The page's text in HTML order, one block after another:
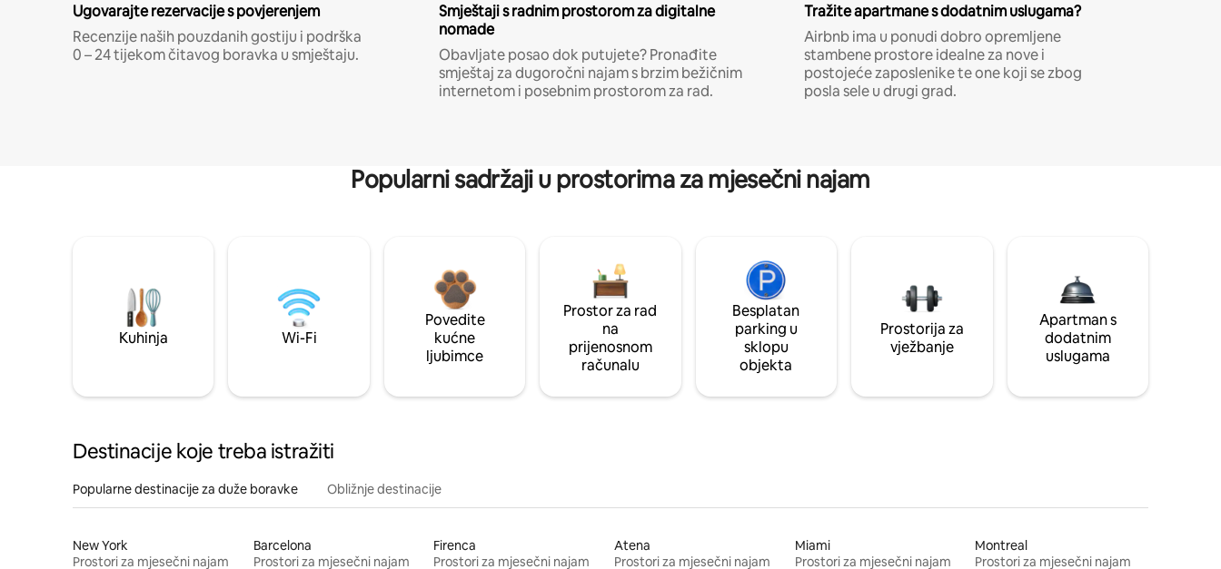
Ugovarajte rezervacije s povjerenjem
Recenzije naših pouzdanih gostiju i podrška
0 – 24 tijekom čitavog boravka u smještaju.
Smještaji s radnim prostorom za digitalne
nomade
Obavljate posao dok putujete? Pronađite
smještaj za dugoročni najam s brzim bežičnim
internetom i posebnim prostorom za rad.
Tražite apartmane s dodatnim uslugama?
Airbnb ima u ponudi dobro opremljene
stambene prostore idealne za nove i
postojeće zaposlenike te one koji se zbog
posla sele u drugi grad.
Popularni sadržaji u prostorima za mjesečni najam
Kuhinja Wi-Fi
Povedite
kućne
ljubimce
Prostor za rad
na
prijenosnom
računalu
Besplatan
parking u
sklopu
objekta
Prostorija za
vježbanje
Apartman s
dodatnim
uslugama
Destinacije koje treba istražiti
Popularne destinacije za duže boravke Obližnje destinacije
New York
Prostori za mjesečni najam
Barcelona
Prostori za mjesečni najam
Firenca
Prostori za mjesečni najam
Atena
Prostori za mjesečni najam
Miami
Prostori za mjesečni najam
Montreal
Prostori za mjesečni najam